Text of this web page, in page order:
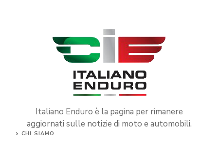
Italiano Enduro è la pagina per rimanere
aggiornati sulle notizie di moto e automobili.
CHI SIAMO